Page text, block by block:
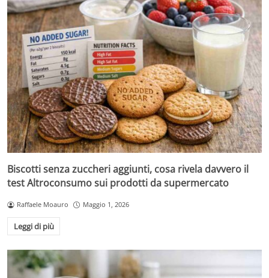
Biscotti senza zuccheri aggiunti, cosa rivela davvero il
test Altroconsumo sui prodotti da supermercato
Raffaele Moauro Maggio 1, 2026
Leggi di più